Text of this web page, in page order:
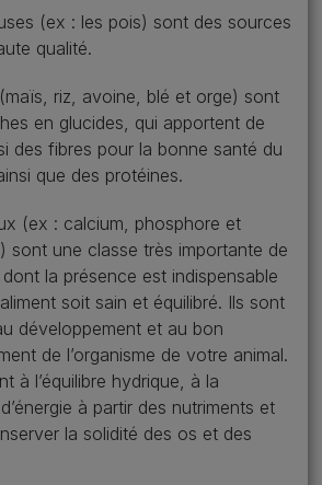
(ex : les pois) sont des sources
qualité.
riz, avoine, blé et orge) sont
en glucides, qui apportent de
des fibres pour la bonne santé du
que des protéines.
(ex : calcium, phosphore et
sont une classe très importante de
la présence est indispensable
soit sain et équilibré. Ils sont
développement et au bon
de l’organisme de votre animal.
à l’équilibre hydrique, à la
à partir des nutriments et
la solidité des os et des